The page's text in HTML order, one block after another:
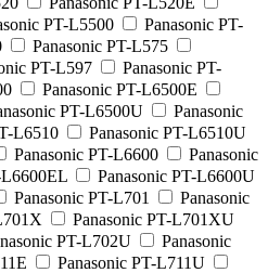
PT-L5500
Panasonic PT-
Panasonic PT-L575
PT-L597
Panasonic PT-
Panasonic PT-L6500E
PT-L6500U
Panasonic
L6510
Panasonic PT-L6510U
Panasonic PT-L6600
Panasonic
L6600EL
Panasonic PT-L6600U
Panasonic PT-L701
Panasonic
Panasonic PT-L701XU
PT-L702U
Panasonic
Panasonic PT-L711U